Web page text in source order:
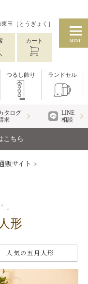
玉［とうぎょく］
カート MENU
つるし飾り ランドセル
タログ
求
LINE
相談
こちら
販サイト >
形
人気の五月人形